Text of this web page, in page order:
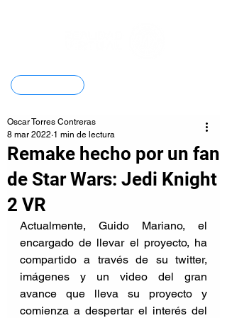
Remake hecho por un fan
de Star Wars: Jedi Knight
2 VR
Oscar Torres Contreras
8 mar 2022 1 min de lectura
Actualmente, Guido Mariano, el
encargado de llevar el proyecto, ha
compartido a través de su twitter,
imágenes y un video del gran
avance que lleva su proyecto y
comienza a despertar el interés del